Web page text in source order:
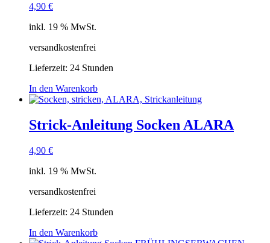
4,90 €
inkl. 19 % MwSt.
versandkostenfrei
Lieferzeit: 24 Stunden
In den Warenkorb
Strick-Anleitung Socken ALARA
4,90 €
inkl. 19 % MwSt.
versandkostenfrei
Lieferzeit: 24 Stunden
In den Warenkorb